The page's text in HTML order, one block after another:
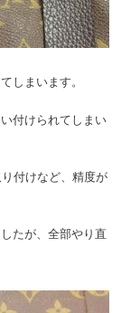
しまいます。
付けられてしまい
付けなど、精度が
たが、全部やり直